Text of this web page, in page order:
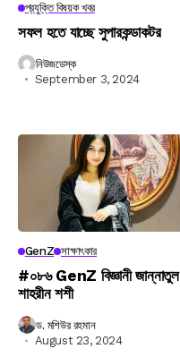
প্রযুক্তি বিষয়ক খবর
সফল হতে যাচ্ছে সুপারকন্ডাকটর
নিউজডেস্ক
September 3, 2024
GenZ সাক্ষাৎকার
#০৮৬ GenZ বিজ্ঞানী জান্নাতুল
শাহরীন শশী
ড. মশিউর রহমান
August 23, 2024